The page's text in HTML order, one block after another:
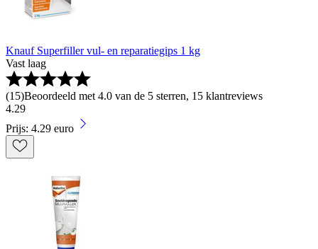
Knauf Superfiller vul- en reparatiegips 1 kg
Vast laag
(15)Beoordeeld met 4.0 van de 5 sterren, 15 klantreviews
4.29
Prijs: 4.29 euro